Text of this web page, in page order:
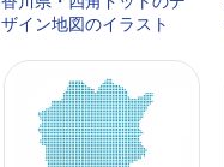
ザイン地図のイラスト